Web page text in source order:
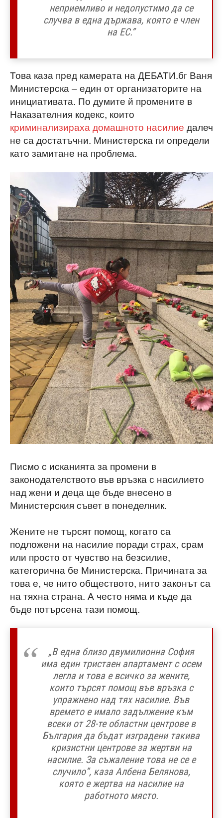
неприемливо и недопустимо да се
случва в една държава, която е член
на ЕС.”
Това каза пред камерата на ДЕБАТИ.бг Ваня
Министерска – един от организаторите на
инициативата. По думите й промените в
Наказателния кодекс, които
криминализираха домашното насилие далеч
не са достатъчни. Министерска ги определи
като замитане на проблема.
Писмо с исканията за промени в
законодателството във връзка с насилието
над жени и деца ще бъде внесено в
Министерския съвет в понеделник.
Жените не търсят помощ, когато са
подложени на насилие поради страх, срам
или просто от чувство на безсилие,
категорична бе Министерска. Причината за
това е, че нито обществото, нито законът са
на тяхна страна. А често няма и къде да
бъде потърсена тази помощ.
„В една близо двумилионна София
има един тристаен апартамент с осем
легла и това е всичко за жените,
които търсят помощ във връзка с
упражнено над тях насилие. Във
времето е имало задължение към
всеки от 28-те областни центрове в
България да бъдат изградени такива
кризистни центрове за жертви на
насилие. За съжаление това не се е
случило”, каза Албена Белянова,
която е жертва на насилие на
работното място.